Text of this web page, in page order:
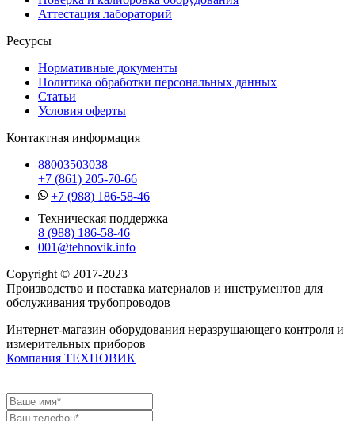
Аттестация лабораторий
Ресурсы
Нормативные документы
Политика обработки персональных данных
Статьи
Условия оферты
Контактная информация
88003503038
+7 (861) 205-70-66
+7 (988) 186-58-46
Техническая поддержка
8 (988) 186-58-46
001@tehnovik.info
Copyright © 2017-2023
Производство и поставка материалов и инструментов для
обслуживания трубопроводов
Интернет-магазин оборудования неразрушающего контроля и
измерительных приборов
Компания ТЕХНОВИК